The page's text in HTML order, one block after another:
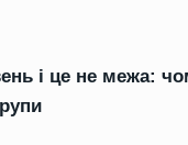
і це не межа: